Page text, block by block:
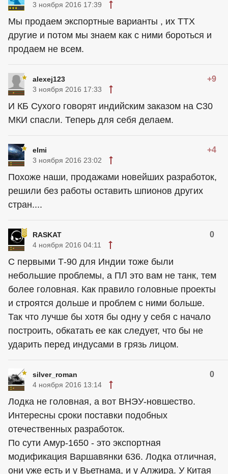
3 ноября 2016 17:39
Мы продаем экспортные варианты , их ТТХ
другие и потом мы знаем как с ними бороться и
продаем не всем.
alexej123 +9
3 ноября 2016 17:33
И КБ Сухого говорят индийским заказом на С30
МКИ спасли. Теперь для себя делаем.
elmi +4
3 ноября 2016 23:02
Похоже наши, продажами новейших разработок,
решили без работы оставить шпионов других
стран....
RASKAT 0
4 ноября 2016 04:11
С первыми Т-90 для Индии тоже были
небольшие проблемы, а ПЛ это вам не танк, тем
более головная. Как правило головные проекты
и строятся дольше и проблем с ними больше.
Так что лучше бы хотя бы одну у себя с начало
построить, обкатать ее как следует, что бы не
ударить перед индусами в грязь лицом.
silver_roman 0
4 ноября 2016 13:14
Лодка не головная, а вот ВНЭУ-новшество.
Интересны сроки поставки подобных
отечественных разработок.
По сути Амур-1650 - это экспортная
модификация Варшавянки 636. Лодка отличная,
они уже есть и у Вьетнама, и у Алжира. У Китая